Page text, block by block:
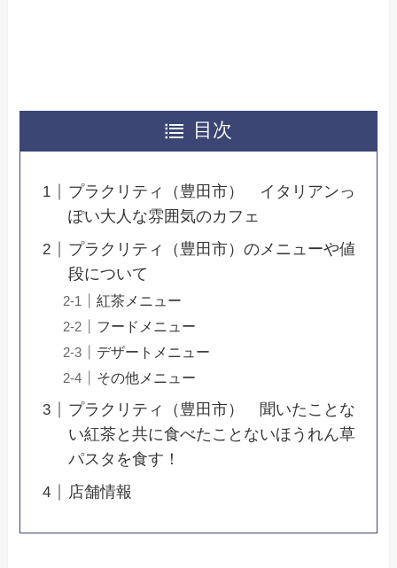
目次
プラクリティ（豊田市） イタリアンっ
ぽい大人な雰囲気のカフェ
プラクリティ（豊田市）のメニューや値
段について
紅茶メニュー
フードメニュー
デザートメニュー
その他メニュー
プラクリティ（豊田市） 聞いたことな
い紅茶と共に食べたことないほうれん草
パスタを食す！
店舗情報